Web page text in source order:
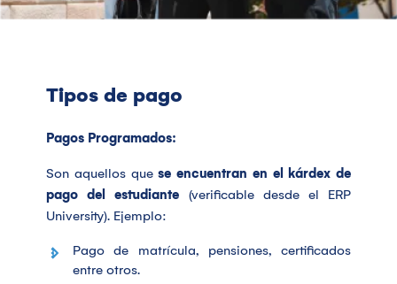
Tipos de pago
Pagos Programados:
Son aquellos quese encuentran en el kárdex de
pago del estudiante (verificable desde el ERP
University). Ejemplo:
Pago de matrícula, pensiones, certificados
entre otros.